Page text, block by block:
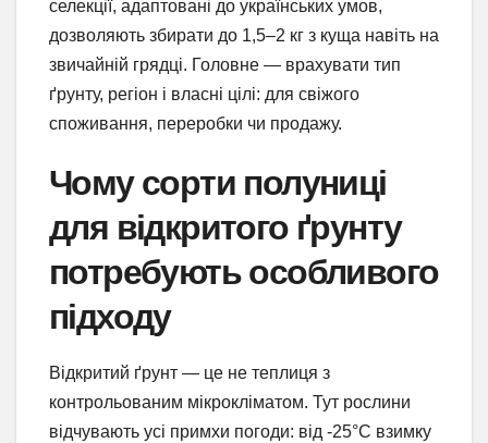
селекції, адаптовані до українських умов,
дозволяють збирати до 1,5–2 кг з куща навіть на
звичайній грядці. Головне — врахувати тип
ґрунту, регіон і власні цілі: для свіжого
споживання, переробки чи продажу.
Чому сорти полуниці
для відкритого ґрунту
потребують особливого
підходу
Відкритий ґрунт — це не теплиця з
контрольованим мікрокліматом. Тут рослини
відчувають усі примхи погоди: від -25°C взимку